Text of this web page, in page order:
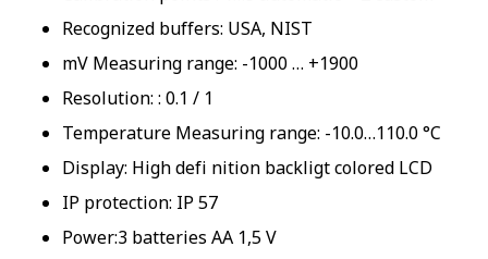
Recognized buffers: USA, NIST
mV Measuring range: -1000 … +1900
Resolution: : 0.1 / 1
Temperature Measuring range: -10.0…110.0 °C
Display: High defi nition backligt colored LCD
IP protection: IP 57
Power:3 batteries AA 1,5 V